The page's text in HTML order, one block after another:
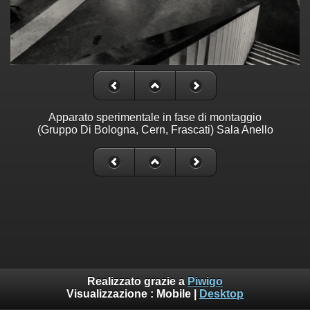
Apparato sperimentale in fase di montaggio
(Gruppo Di Bologna, Cern, Frascati) Sala Anello
Realizzato grazie a Piwigo
Visualizzazione : Mobile Desktop